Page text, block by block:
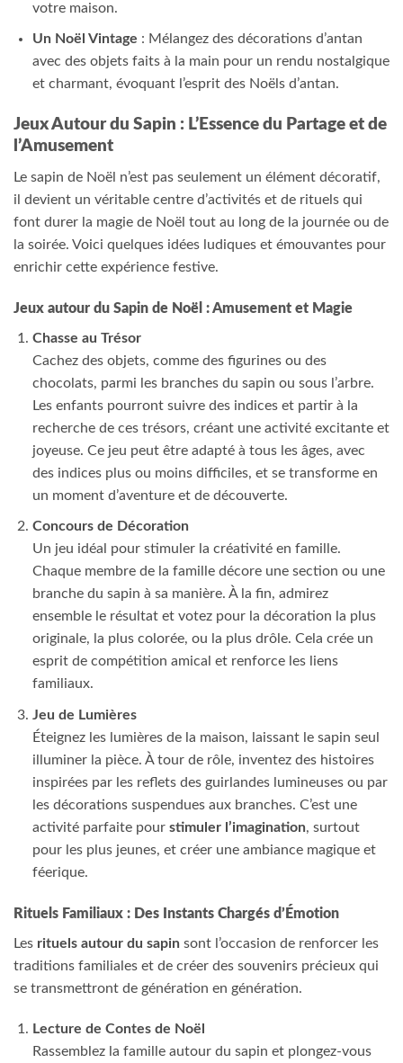
votre maison.
Un Noël Vintage : Mélangez des décorations d’antan
avec des objets faits à la main pour un rendu nostalgique
et charmant, évoquant l’esprit des Noëls d’antan.
Jeux Autour du Sapin : L’Essence du Partage et de
l’Amusement
Le sapin de Noël n’est pas seulement un élément décoratif,
il devient un véritable centre d’activités et de rituels qui
font durer la magie de Noël tout au long de la journée ou de
la soirée. Voici quelques idées ludiques et émouvantes pour
enrichir cette expérience festive.
Jeux autour du Sapin de Noël : Amusement et Magie
Chasse au Trésor
Cachez des objets, comme des figurines ou des
chocolats, parmi les branches du sapin ou sous l’arbre.
Les enfants pourront suivre des indices et partir à la
recherche de ces trésors, créant une activité excitante et
joyeuse. Ce jeu peut être adapté à tous les âges, avec
des indices plus ou moins difficiles, et se transforme en
un moment d’aventure et de découverte.
Concours de Décoration
Un jeu idéal pour stimuler la créativité en famille.
Chaque membre de la famille décore une section ou une
branche du sapin à sa manière. À la fin, admirez
ensemble le résultat et votez pour la décoration la plus
originale, la plus colorée, ou la plus drôle. Cela crée un
esprit de compétition amical et renforce les liens
familiaux.
Jeu de Lumières
Éteignez les lumières de la maison, laissant le sapin seul
illuminer la pièce. À tour de rôle, inventez des histoires
inspirées par les reflets des guirlandes lumineuses ou par
les décorations suspendues aux branches. C’est une
activité parfaite pour stimuler l’imagination, surtout
pour les plus jeunes, et créer une ambiance magique et
féerique.
Rituels Familiaux : Des Instants Chargés d’Émotion
Les rituels autour du sapin sont l’occasion de renforcer les
traditions familiales et de créer des souvenirs précieux qui
se transmettront de génération en génération.
Lecture de Contes de Noël
Rassemblez la famille autour du sapin et plongez-vous